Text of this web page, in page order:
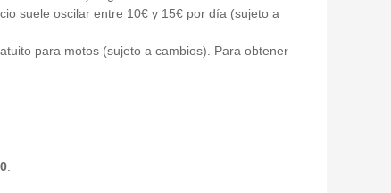
suele oscilar entre 10€ y 15€ por día (sujeto a
para motos (sujeto a cambios). Para obtener